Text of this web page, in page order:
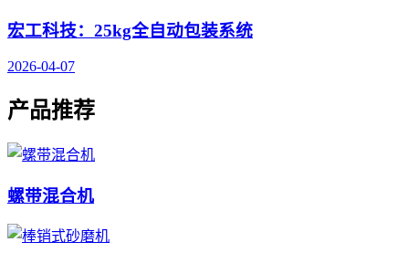
宏工科技：25kg全自动包装系统
2026-04-07
产品推荐
螺带混合机